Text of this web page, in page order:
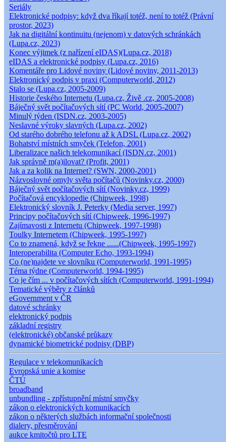
Seriály
Elektronické podpisy: když dva říkají totéž, není to totéž (Právní
prostor, 2023)
Jak na digitální kontinuitu (nejenom) v datových schránkách
(Lupa.cz, 2023)
Konec výjimek (z nařízení eIDAS)(Lupa.cz, 2018)
eIDAS a elektronické podpisy (Lupa.cz, 2016)
Komentáře pro Lidové noviny (Lidové noviny, 2011-2013)
Elektronický podpis v praxi (Computerworld, 2012)
Stalo se (Lupa.cz, 2005-2009)
Historie českého Internetu (Lupa.cz, Živě .cz, 2005-2008)
Báječný svět počítačových sítí (PC World, 2005-2007)
Minulý týden (ISDN.cz, 2003-2005)
Neslavné výroky slavných (Lupa.cz, 2002)
Od starého dobrého telefonu až k ADSL (Lupa.cz, 2002)
Bohatství místních smyček (Telefon, 2001)
Liberalizace našich telekomunikací (ISDN.cz, 2001)
Jak správně m(a)ilovat? (Profit, 2001)
Jak a za kolik na Internet? (SWN, 2000-2001)
Názvoslovné omyly světa počítačů (Novinky.cz, 2000)
Báječný svět počítačových sítí (Novinky.cz, 1999)
Počítačová encyklopedie (Chipweek, 1998)
Elektronický slovník J. Peterky (Media server, 1997)
Principy počítačových sítí (Chipweek, 1996-1997)
Zajímavosti z Internetu (Chipweek, 1997-1998)
Toulky Internetem (Chipweek, 1995-1997)
Co to znamená, když se řekne ......(Chipweek, 1995-1997)
Interoperabilita (Computer Echo, 1993-1994)
Co (ne)najdete ve slovníku (Computerworld, 1991-1995)
Téma týdne (Computerworld, 1994-1995)
Co je čím ... v počítačových sítích (Computerworld, 1991-1994)
Tematické výběry z článků
eGovernment v ČR
datové schránky
elektronický podpis
základní registry
(elektronické) občanské průkazy
dynamické biometrické podpisy (DBP)
Regulace v telekomunikacích
Evropská unie a komise
ČTÚ
broadband
unbundling - zpřístupnění místní smyčky
zákon o elektronických komunikacích
zákon o některých službách informační společnosti
dialery, přesměrování
aukce kmitočtů pro LTE